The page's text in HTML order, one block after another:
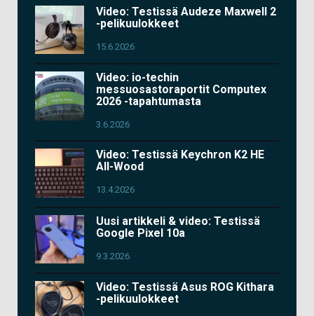
Video: Testissä Audeze Maxwell 2
-pelikuulokkeet
15.6.2026
Video: io-techin
messuosastoraportit Computex
2026 -tapahtumasta
3.6.2026
Video: Testissä Keychron K2 HE
All-Wood
13.4.2026
Uusi artikkeli & video: Testissä
Google Pixel 10a
9.3.2026
Video: Testissä Asus ROG Kithara
-pelikuulokkeet